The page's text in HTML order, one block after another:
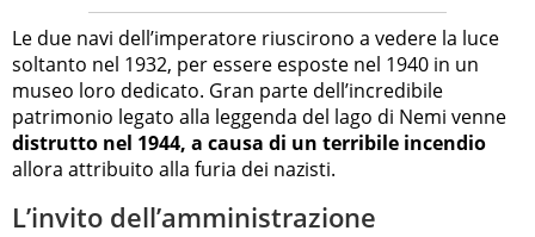
Le due navi dell’imperatore riuscirono a vedere la luce
soltanto nel 1932, per essere esposte nel 1940 in un
museo loro dedicato. Gran parte dell’incredibile
patrimonio legato alla leggenda del lago di Nemi venne
distrutto nel 1944, a causa di un terribile incendio
allora attribuito alla furia dei nazisti.
L’invito dell’amministrazione